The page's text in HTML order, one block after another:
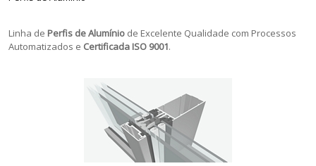
Linha de Perfis de Alumínio de Excelente Qualidade com Processos
Automatizados e Certificada ISO 9001.